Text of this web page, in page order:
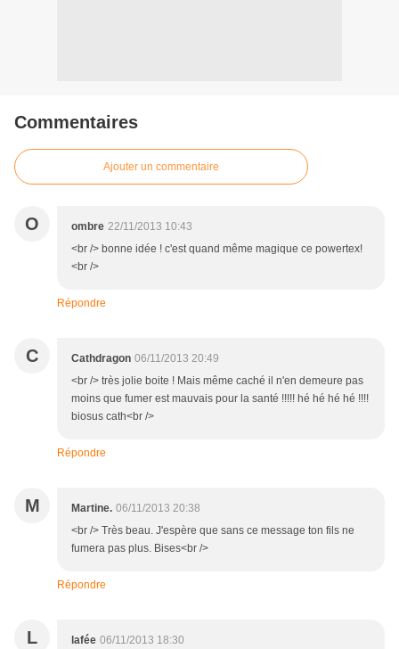
Commentaires
Ajouter un commentaire
O ombre 22/11/2013 10:43
<br /> bonne idée ! c'est quand même magique ce powertex!
<br />
Répondre
C Cathdragon 06/11/2013 20:49
<br /> très jolie boite ! Mais même caché il n'en demeure pas
moins que fumer est mauvais pour la santé !!!!! hé hé hé hé !!!!
biosus cath<br />
Répondre
M Martine. 06/11/2013 20:38
<br /> Très beau. J'espère que sans ce message ton fils ne
fumera pas plus. Bises<br />
Répondre
L lafée 06/11/2013 18:30